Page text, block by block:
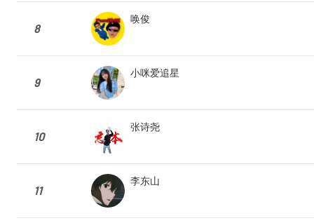
8
唤俊
9
小咪爱追星
10
张诗尧
11
李东山